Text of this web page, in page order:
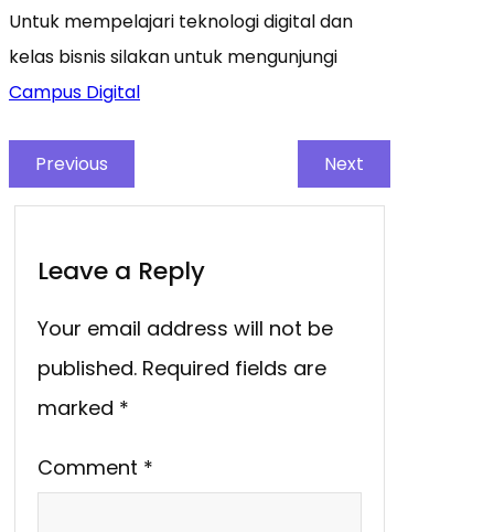
Untuk mempelajari teknologi digital dan
kelas bisnis silakan untuk mengunjungi
Campus Digital
Previous Next
Leave a Reply
Your email address will not be
published. Required fields are
marked *
Comment *